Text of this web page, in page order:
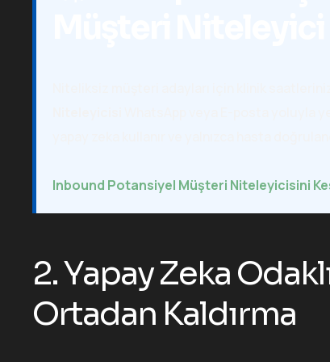
Inbound Potansiyel Müşteri Niteleyicisini
2. Yapay Zeka
Ortadan Kaldırma